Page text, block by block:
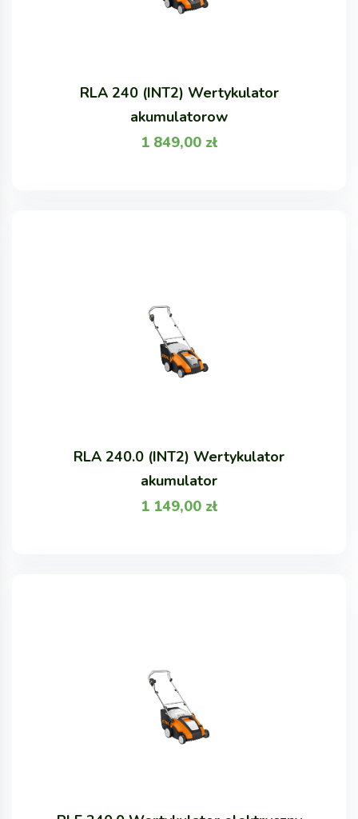
RLA 240 (INT2) Wertykulator
akumulatorow
1 849,00 zł
RLA 240.0 (INT2) Wertykulator
akumulator
1 149,00 zł